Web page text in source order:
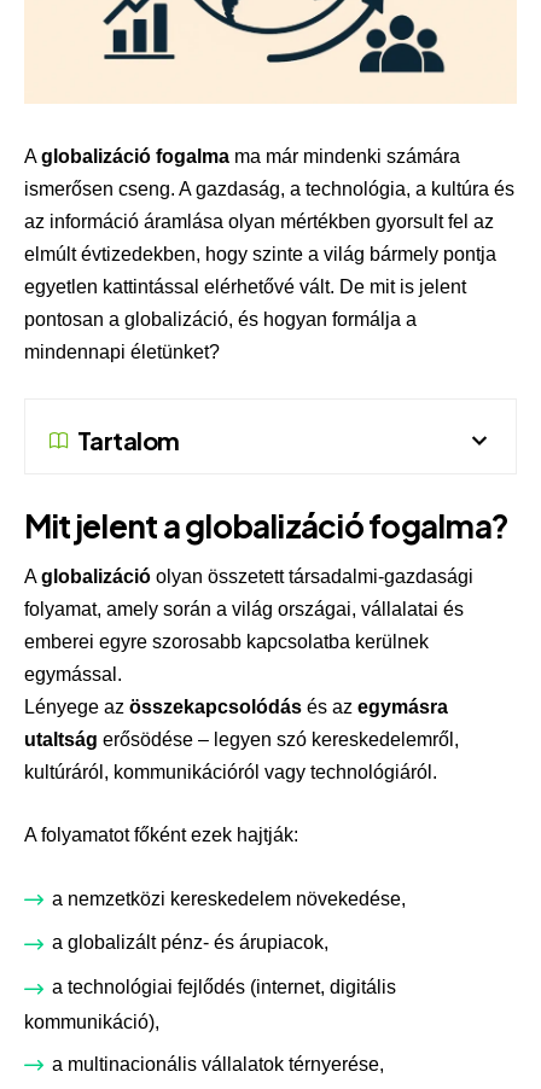
Aglobalizáció fogalma ma már mindenki számára
ismerősen cseng. A gazdaság, a technológia, a kultúra és
az információ áramlása olyan mértékben gyorsult fel az
elmúlt évtizedekben, hogy szinte a világ bármely pontja
egyetlen kattintással elérhetővé vált. De mit is jelent
pontosan a globalizáció, és hogyan formálja a
mindennapi életünket?
Tartalom
Mit jelent a globalizáció fogalma?
Aglobalizáció olyan összetett társadalmi-gazdasági
folyamat, amely során a világ országai, vállalatai és
emberei egyre szorosabb kapcsolatba kerülnek
egymással.
Lényege az összekapcsolódás és az egymásra
utaltság erősödése – legyen szó kereskedelemről,
kultúráról, kommunikációról vagy technológiáról.
A folyamatot főként ezek hajtják:
a nemzetközi kereskedelem növekedése,
a globalizált pénz- és árupiacok,
a technológiai fejlődés (internet, digitális
kommunikáció),
a multinacionális vállalatok térnyerése,